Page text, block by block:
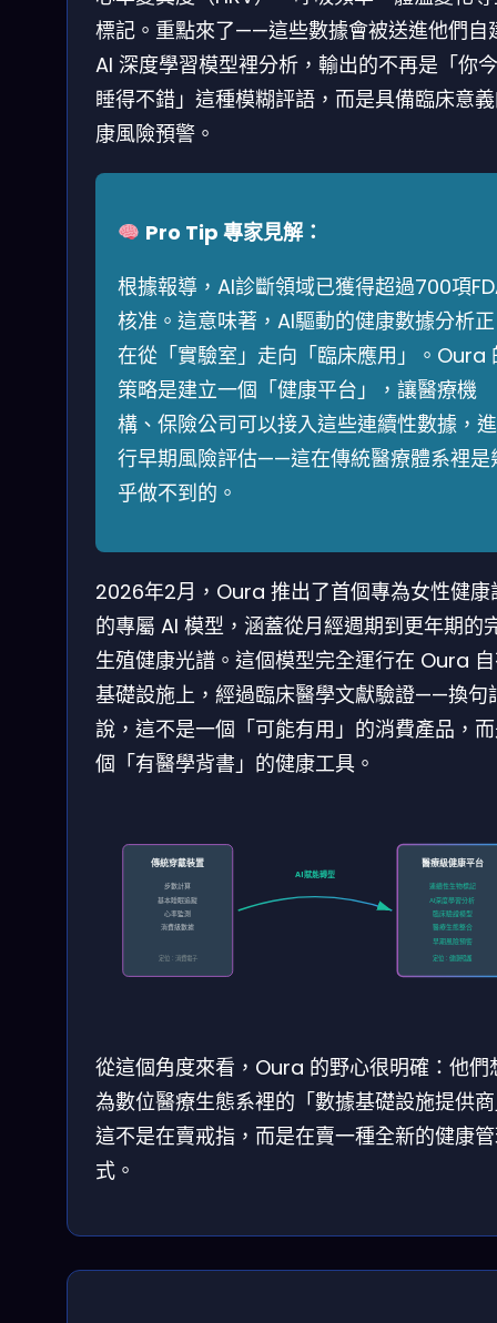
標記。重點來了——這些數據會被送進他們自
AI 深度學習模型裡分析，輸出的不再是「你
睡得不錯」這種模糊評語，而是具備臨床意
康風險預警。
Pro Tip 專家見解：
根據報導，AI診斷領域已獲得超過700項
核准。這意味著，AI驅動的健康數據分析正
在從「實驗室」走向「臨床應用」。Oura
策略是建立一個「健康平台」，讓醫療機
構、保險公司可以接入這些連續性數據，進
行早期風險評估——這在傳統醫療體系裡是
乎做不到的。
2026年2月，Oura 推出了首個專為女性健康
的專屬 AI 模型，涵蓋從月經週期到更年期的
生殖健康光譜。這個模型完全運行在 Oura
基礎設施上，經過臨床醫學文獻驗證——換句
說，這不是一個「可能有用」的消費產品，
個「有醫學背書」的健康工具。
傳統穿戴裝置
步數計算
基本睡眠追蹤
心率監測
消費級數據
醫療級健康平台
連續性生物標記
AI深度學習分析
臨床驗證模型
醫療生態整合
早期風險預警
AI賦能轉型
定位：消費電子 定位：健康照護
從這個角度來看，Oura 的野心很明確：他們
為數位醫療生態系裡的「數據基礎設施提供
這不是在賣戒指，而是在賣一種全新的健康
式。